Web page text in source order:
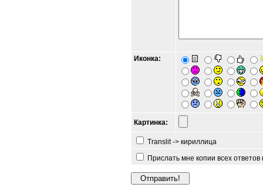
Иконка:
Картинка:
Translit -> кириллица
Прислать мне копии всех